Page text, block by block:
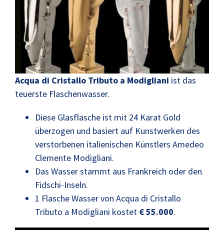
Acqua di Cristallo Tributo a Modigliani ist das
teuerste Flaschenwasser.
Diese Glasflasche ist mit 24 Karat Gold
überzogen und basiert auf Kunstwerken des
verstorbenen italienischen Künstlers Amedeo
Clemente Modigliani.
Das Wasser stammt aus Frankreich oder den
Fidschi-Inseln.
1 Flasche Wasser von Acqua di Cristallo
Tributo a Modigliani kostet € 55.000.